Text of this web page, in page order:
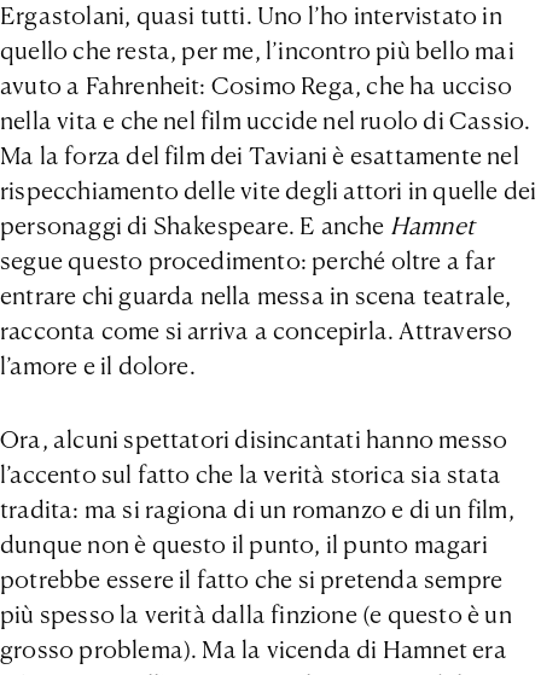
Ergastolani, quasi tutti. Uno l’ho intervistato in
quello che resta, per me, l’incontro più bello mai
avuto a Fahrenheit: Cosimo Rega, che ha ucciso
nella vita e che nel film uccide nel ruolo di Cassio.
Ma la forza del film dei Taviani è esattamente nel
rispecchiamento delle vite degli attori in quelle dei
personaggi di Shakespeare. E anche Hamnet
segue questo procedimento: perché oltre a far
entrare chi guarda nella messa in scena teatrale,
racconta come si arriva a concepirla. Attraverso
l’amore e il dolore.
Ora, alcuni spettatori disincantati hanno messo
l’accento sul fatto che la verità storica sia stata
tradita: ma si ragiona di un romanzo e di un film,
dunque non è questo il punto, il punto magari
potrebbe essere il fatto che si pretenda sempre
più spesso la verità dalla finzione (e questo è un
grosso problema). Ma la vicenda di Hamnet era